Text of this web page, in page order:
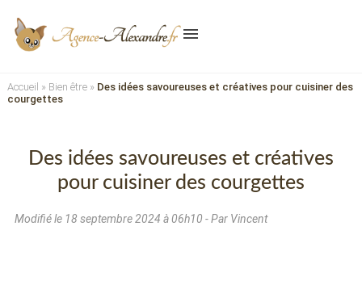
menu
Accueil » Bien être» Des idées savoureuses et créatives pour cuisiner des
courgettes
Des idées savoureuses et créatives
pour cuisiner des courgettes
Modifié le 18 septembre 2024 à 06h10 - Par Vincent